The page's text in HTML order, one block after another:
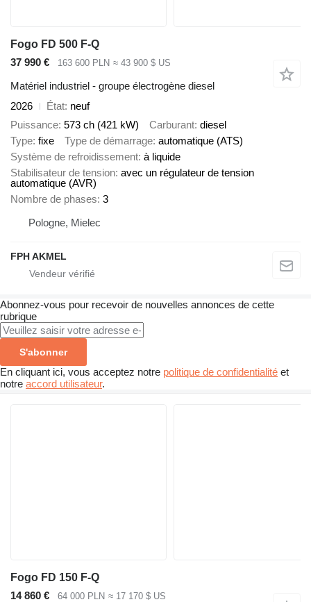
Fogo FD 500 F-Q
37 990 €
163 600 PLN ≈ 43 900 $ US
Matériel industriel - groupe électrogène diesel
2026
État neuf
Puissance 573 ch (421 kW) Carburant diesel
Type fixe Type de démarrage automatique (ATS)
Système de refroidissement à liquide
Stabilisateur de tension avec un régulateur de tension
automatique (AVR)
Nombre de phases 3
Pologne, Mielec
FPH AKMEL
Abonnez-vous pour recevoir de nouvelles annonces de cette
rubrique
S'abonner
En cliquant ici, vous acceptez notre politique de confidentialité et
notre accord utilisateur.
Fogo FD 150 F-Q
14 860 €
64 000 PLN ≈ 17 170 $ US